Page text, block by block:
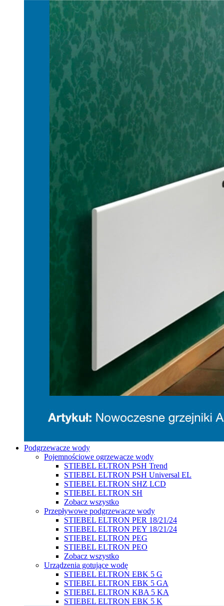
Podgrzewacze wody
Pojemnościowe ogrzewacze wody
STIEBEL ELTRON PSH Trend
STIEBEL ELTRON PSH Universal EL
STIEBEL ELTRON SHZ LCD
STIEBEL ELTRON SH
Zobacz wszystko
Przepływowe podgrzewacze wody
STIEBEL ELTRON PER 18/21/24
STIEBEL ELTRON PEY 18/21/24
STIEBEL ELTRON PEG
STIEBEL ELTRON PEO
Zobacz wszystko
Urządzenia gotujące wodę
STIEBEL ELTRON EBK 5 G
STIEBEL ELTRON EBK 5 GA
STIEBEL ELTRON KBA 5 KA
STIEBEL ELTRON EBK 5 K